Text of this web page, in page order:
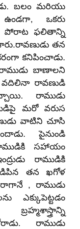
బలం మరియు
ఒకరు
ఈ పోరాట ఫలితాన్ని
తన
కనిపించాడు.
బాణాలని
వదిలినా రావణుడి
రాముడు
మరో వరుస
వాటిని చూసి
పైనుండి
సహాయం
రాముడికి
తన ఖగోళ
, రాముడు
ఎక్కుపెట్టడం
రాముడు